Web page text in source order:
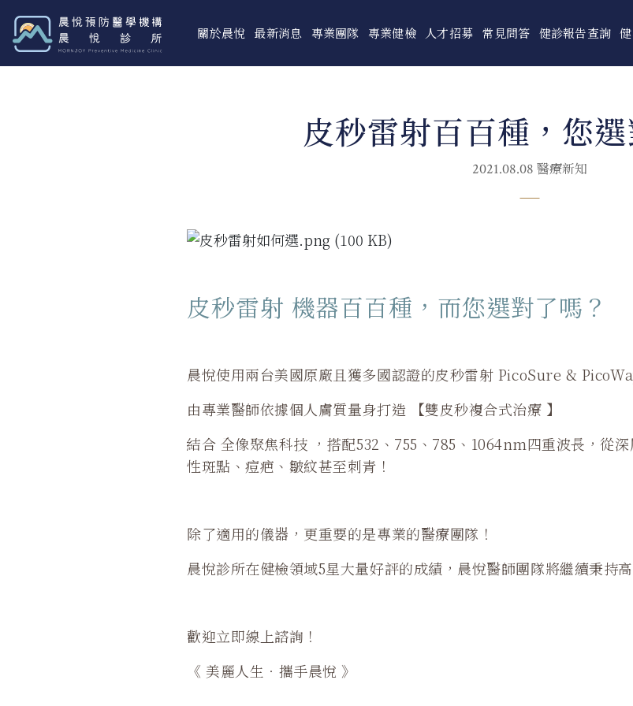
關於晨悅 最新消息 專業團隊 專業健檢 人才招募 常見問答 健診報告查詢
皮秒雷射百百種，您選
2021.08.08 醫療新知
皮秒雷射 機器百百種，而您選對了嗎？
晨悅使用兩台美國原廠且獲多國認證的皮秒雷射 PicoSure &
由專業醫師依據個人膚質量身打造 【雙皮秒複合式治療 】
結合 全像聚焦科技 ，搭配532、755、785、1064nm四重波長，從
性斑點、痘疤、皺紋甚至刺青！
除了適用的儀器，更重要的是專業的醫療團隊！
晨悅診所在健檢領域5星大量好評的成績，晨悅醫師團隊將繼續秉持
歡迎立即線上諮詢！
《 美麗人生‧攜手晨悅 》